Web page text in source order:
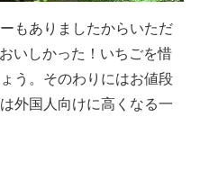
もありましたからいただ
いしかった！いちごを惜
う。そのわりにはお値段
外国人向けに高くなる一